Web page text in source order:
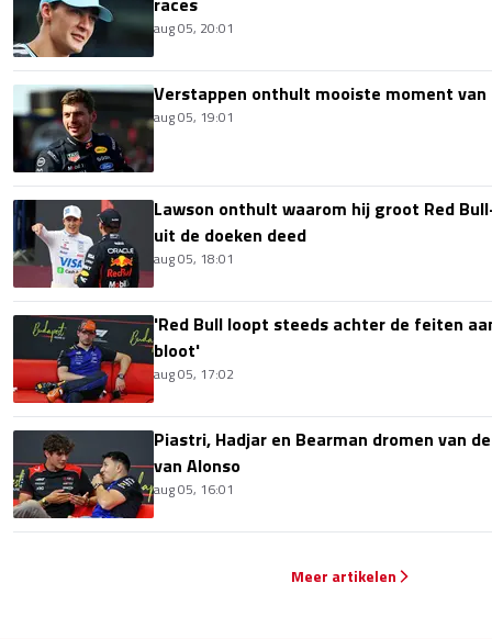
aug 05, 20:01
Verstappen onthult mooiste moment van
aug 05, 19:01
Lawson onthult waarom hij groot Red
uit de doeken deed
aug 05, 18:01
'Red Bull loopt steeds achter de feiten
bloot'
aug 05, 17:02
Piastri, Hadjar en Bearman dromen van
van Alonso
aug 05, 16:01
Meer artikelen